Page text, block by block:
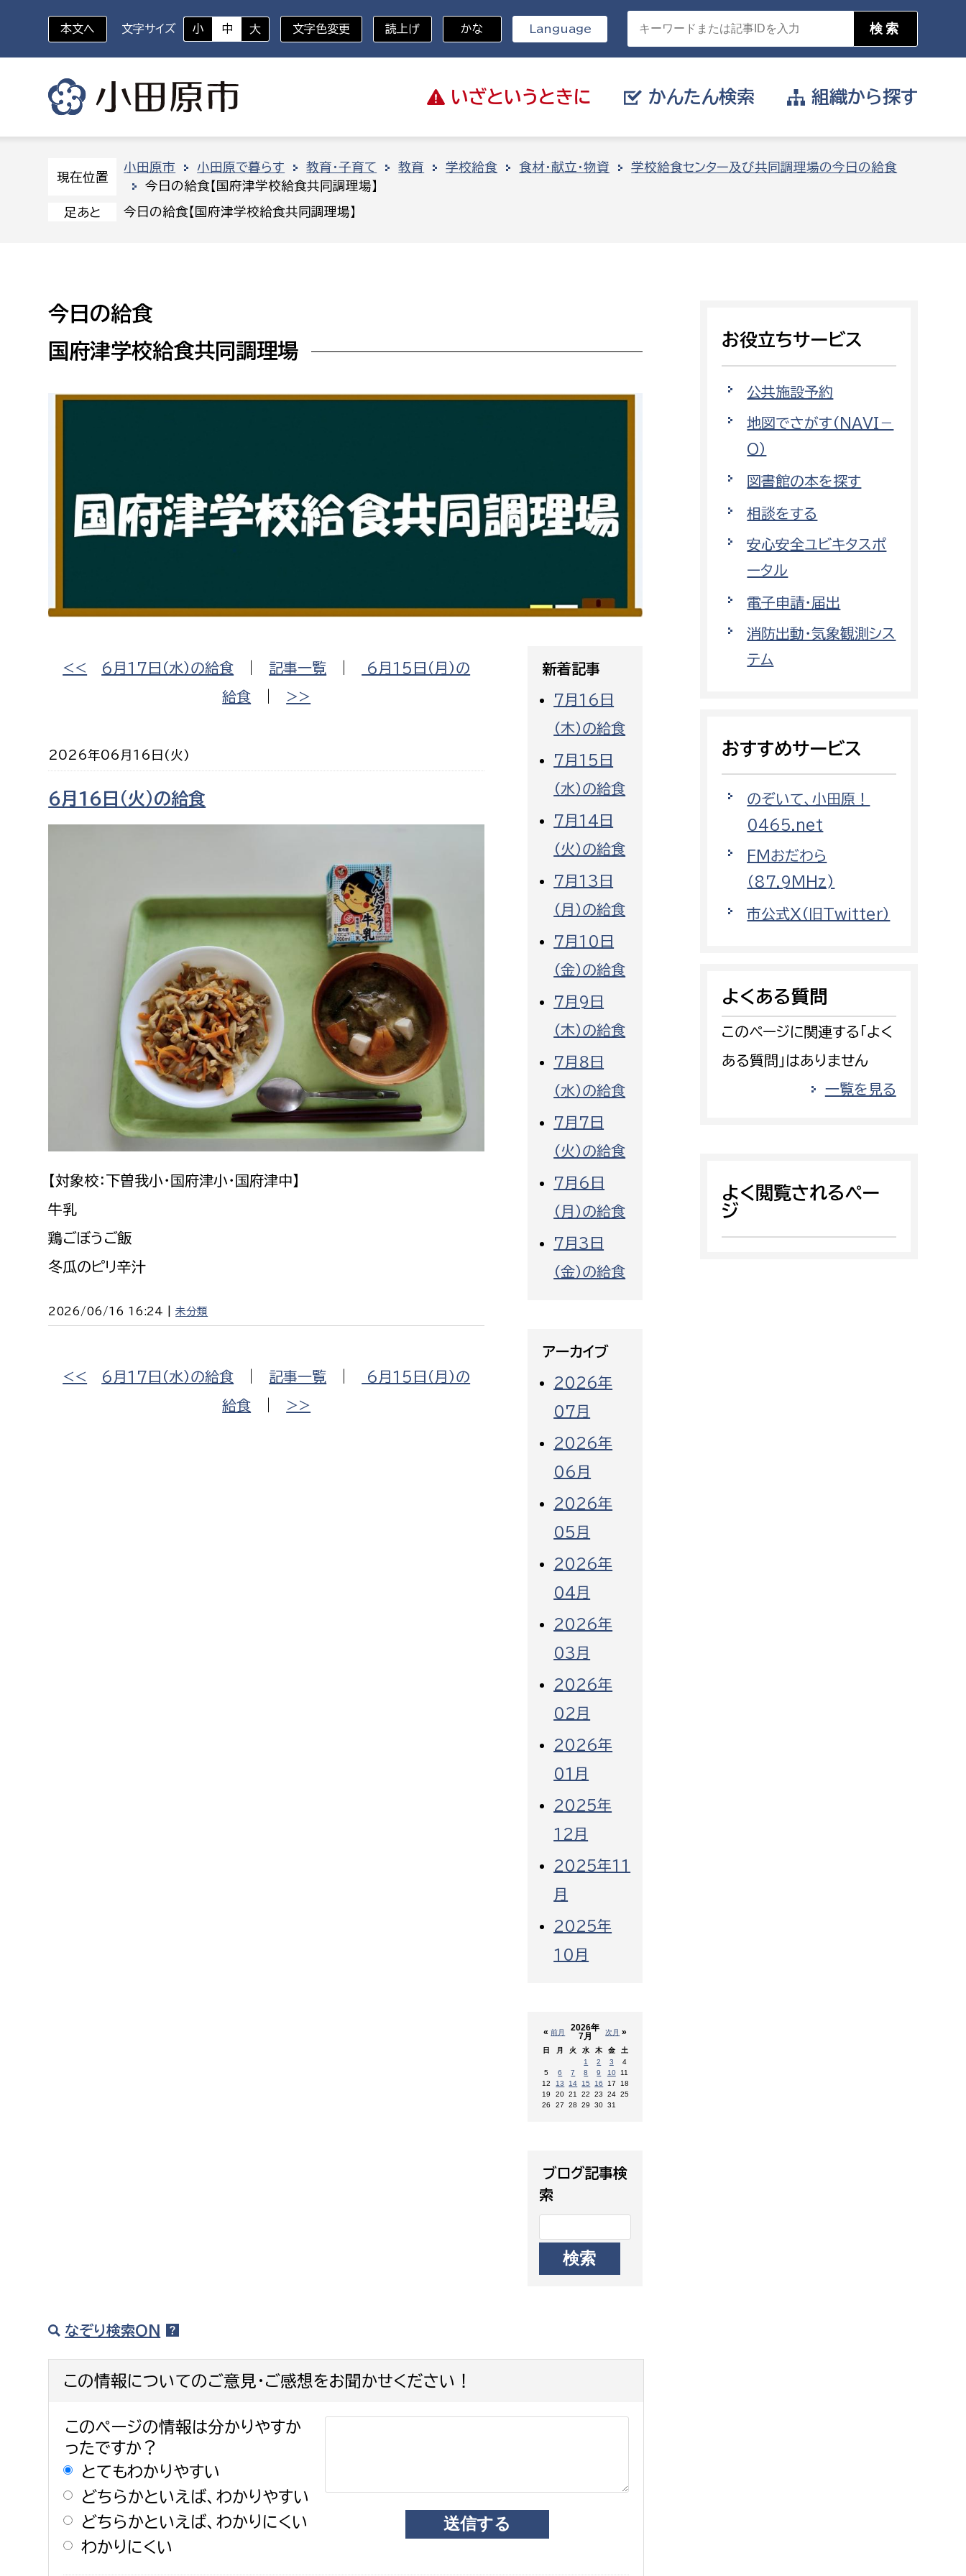
いざと いうときに
いざというときに
休日救急外来 防災・ハザードマップ
かんたん検索
対象者を選択
新生児・乳幼児
障がい者
求職者
ペット
分野を選択
都市基盤
観光
目的を選択
相談をしたい
働きたい
小田原のことを知りたい
イベント・講座などに参加したい
組織から探す
組織から探す
人権・男女共同参画課
戸籍住民課
文化財課
図書館
環境部
環境政策課
ゼロカーボン推進課
環境保護課
環境事業センター
福祉健康部
保険課
子ども若者部
子ども政策課
保育課
経済部
農政課
水産海浜課
都市政策課
開発審査課
市立総合医療センター
患者サポートセンター
病院管理局：経営管理課
病院管理局：施設用度課
消防
消防総務課
予防課
警防計画課
警防第1課
警防第2課
給排水業務課
水道整備課
下水道整備課
浄水管理課
教育部
教育総務課
保健給食課
教育指導課
選挙管理委員会事務局
選挙管理委員会事務局
監査事務局
農業委員会事務局
農業委員会事務局
本文へ 文字サイズ 小 中 大 文字色変更 読上げ かな Language
現在位置
小田原市 小田原で暮らす 教育・子育て 教育 学校給食 食材・献立・物資
学校給食センター及び共同調理場の今日の給食
今日の給食【国府津学校給食共同調理場】
足あと 今日の給食【国府津学校給食共同調理場】
今日の給食
国府津学校給食共同調理場
<< 6月17日（水）の給食 記事一覧
6月15日（月）の
給食
>>
2026年06月16日(火)
6月16日（火）の給食
【対象校：下曽我小・国府津小・国府津中】
牛乳
鶏ごぼうご飯
冬瓜のピリ辛汁
2026/06/16 16:24 |未分類
<< 6月17日（水）の給食 記事一覧
6月15日（月）の
給食
>>
新着記事
7月16日
（木）の給食
7月15日
（水）の給食
7月14日
（火）の給食
７月13日
（月）の給食
７月10日
（金）の給食
７月9日
（木）の給食
７月８日
（水）の給食
7月7日
（火）の給食
7月6日
（月）の給食
7月3日
（金）の給食
アーカイブ
2026年
07月
2026年
06月
2026年
05月
2026年
04月
2026年
03月
2026年
02月
2026年
01月
2025年
12月
2025年11
月
2025年
10月
«前月 次月 »
2026年
7月
日 月 火 水 木 金
土
1
2 3
4
5
6 7 8 9 10
11
12
13 14 15 16 17
18
19
20 21 22 23 24 25
26
27 28 29 30 31
ブログ記事検
索
なぞり検索ON
この情報についてのご意見・ご感想をお聞かせください！
このページの情報は分かりやすか
ったですか？
とてもわかりやすい
どちらかといえば、わかりやすい
どちらかといえば、わかりにくい
わかりにくい
お役立ちサービス
公共施設予約
地図でさがす（NAVI－
O）
図書館の本を探す
相談をする
安心安全ユビキタスポ
ータル
電子申請・届出
消防出動・気象観測シス
テム
おすすめサービス
のぞいて、小田原！
0465.net
FMおだわら
（87.9MHz)
市公式X（旧Twitter）
よくある質問
このページに関連する「よく
ある質問」はありません
一覧を見る
よく閲覧されるペー
ジ